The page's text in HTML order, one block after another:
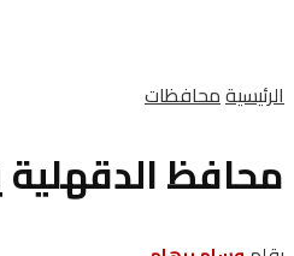
الرئيسيةمحافظات
محافظ الدقهلية